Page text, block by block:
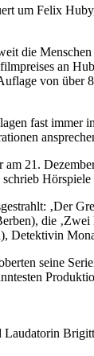
um Felix
die
an
von
fast immer
21.
schrieb
‚Der
die
Detektivin
seine